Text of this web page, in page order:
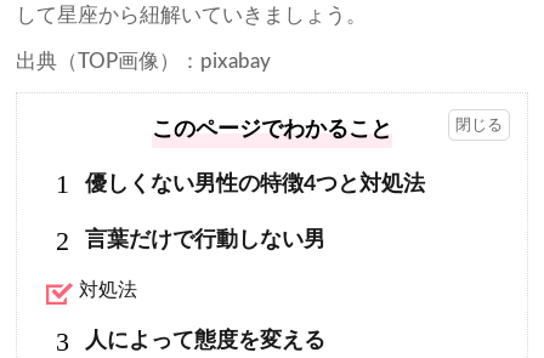
して星座から紐解いていきましょう。
出典（TOP画像）：pixabay
このページでわかること
1 優しくない男性の特徴4つと対処法
2 言葉だけで行動しない男
対処法
3 人によって態度を変える